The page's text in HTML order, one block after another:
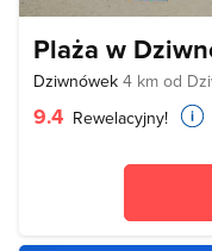
Plaża w
Dziwnówek 4 km od
9.4 Rewelacyjny!